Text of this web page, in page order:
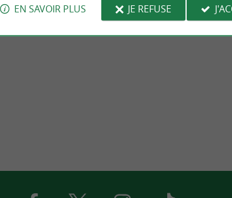
EN SAVOIR PLUS JE REFUSE